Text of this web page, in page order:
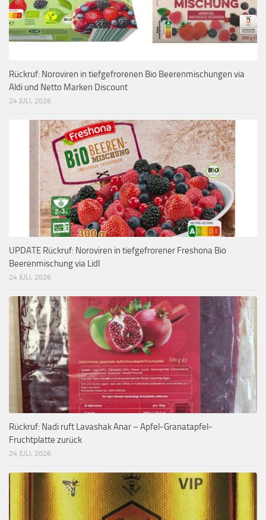
Rückruf: Noroviren in tiefgefrorenen Bio Beerenmischungen via
Aldi und Netto Marken Discount
24 JULI, 2026
UPDATE Rückruf: Noroviren in tiefgefrorener Freshona Bio
Beerenmischung via Lidl
24 JULI, 2026
Rückruf: Nadi ruft Lavashak Anar – Apfel-Granatapfel-
Fruchtplatte zurück
24 JULI, 2026